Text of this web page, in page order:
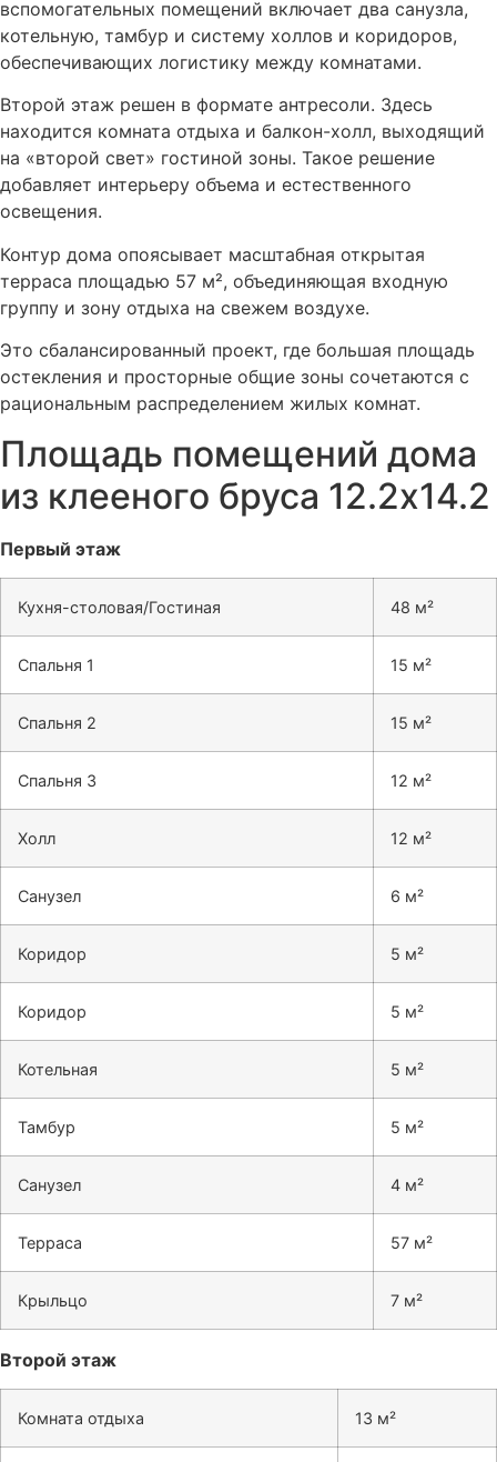
вспомогательных помещений включает два санузла,
котельную, тамбур и систему холлов и коридоров,
обеспечивающих логистику между комнатами.
Второй этаж решен в формате антресоли. Здесь
находится комната отдыха и балкон-холл, выходящий
на «второй свет» гостиной зоны. Такое решение
добавляет интерьеру объема и естественного
освещения.
Контур дома опоясывает масштабная открытая
терраса площадью 57 м², объединяющая входную
группу и зону отдыха на свежем воздухе.
Это сбалансированный проект, где большая площадь
остекления и просторные общие зоны сочетаются с
рациональным распределением жилых комнат.
Площадь помещений дома
из клееного бруса 12.2х14.2
Первый этаж
Кухня-столовая/Гостиная 48 м²
Спальня 1 15 м²
Спальня 2 15 м²
Спальня 3 12 м²
Холл 12 м²
Санузел 6 м²
Коридор 5 м²
Коридор 5 м²
Котельная 5 м²
Тамбур 5 м²
Санузел 4 м²
Терраса 57 м²
Крыльцо 7 м²
Второй этаж
Комната отдыха 13 м²